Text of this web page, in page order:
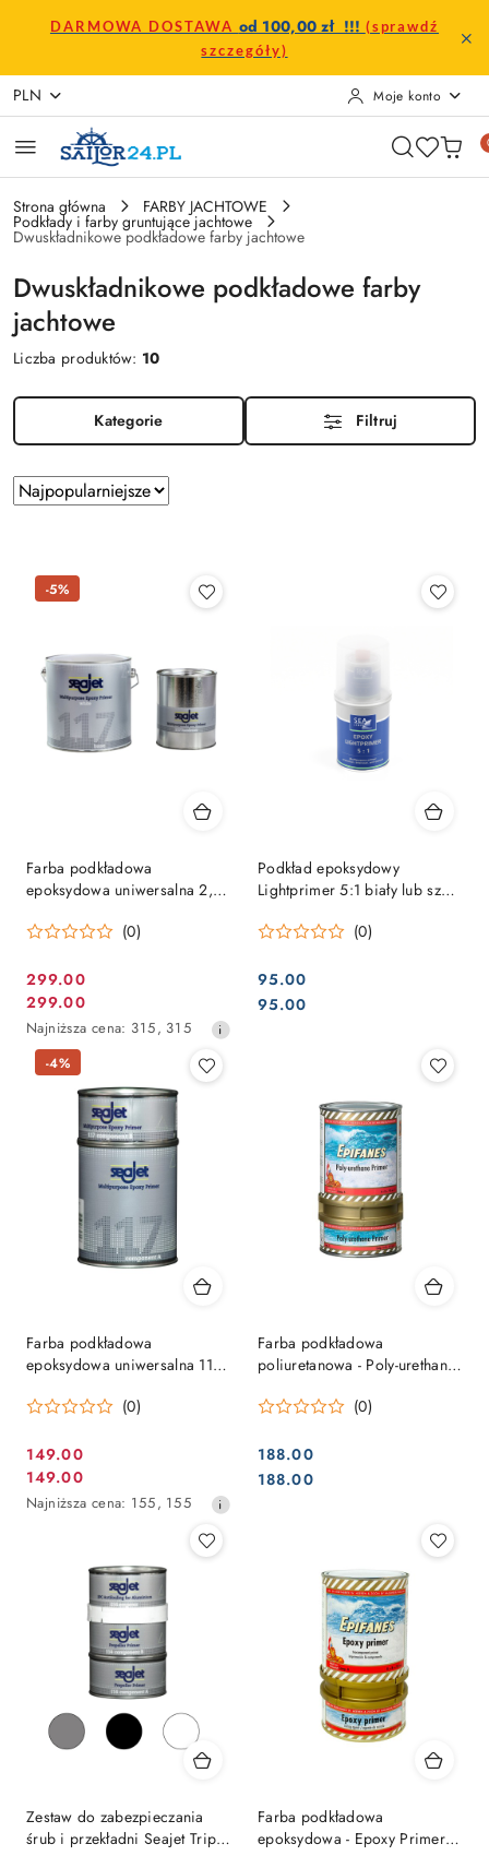
Przejdź do treści głównej
Przejdź do wyszukiwarki
Przejdź do moje konto
Przejdź do menu głównego
Przejdź do stopki
DARMOWA DOSTAWA od 100,00 zł !!! (sprawdź
szczegóły)
PLN Moje konto
Strona główna FARBY JACHTOWE
Podkłady i farby gruntujące jachtowe
Dwuskładnikowe podkładowe farby jachtowe
Dwuskładnikowe podkładowe farby
jachtowe
Liczba produktów: 10
Kategorie Filtruj
Zastosowano
sortowanie:
Sortuj
według
Farba podkładowa
epoksydowa uniwersalna 2,5L
Primer
(0)
Cena
promocyjna:
299.00
Cena
promocyjna:
299.00
Najniższa
cena
Najniższa cena: 315, 315
-5%
Podkład epoksydowy
Lightprimer 5:1 biały lub szary
(0)
Cena:
95.00
Cena:
95.00
Farba podkładowa
epoksydowa uniwersalna 117
1L
(0)
Cena
promocyjna:
149.00
Cena
promocyjna:
149.00
Najniższa
Najniższa cena: 155, 155
-4%
Farba podkładowa
poliuretanowa - Poly-urethane
(0)
Cena:
188.00
Cena:
188.00
Zestaw do zabezpieczania
śrub i przekładni Seajet Triple
Farba podkładowa
epoksydowa - Epoxy Primer